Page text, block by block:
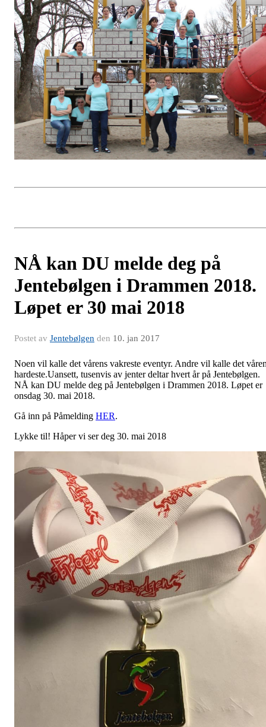
NÅ kan DU melde deg på
Jentebølgen i Drammen 2018.
Løpet er 30 mai 2018
Postet av Jentebølgen den 10. jan 2017
Noen vil kalle det vårens vakreste eventyr. Andre vil kalle det
hardeste.Uansett, tusenvis av jenter deltar hvert år på Jentebølgen.
NÅ kan DU melde deg på Jentebølgen i Drammen 2018. Løpet er
onsdag 30. mai 2018.
Gå inn på Påmelding HER.
Lykke til! Håper vi ser deg 30. mai 2018